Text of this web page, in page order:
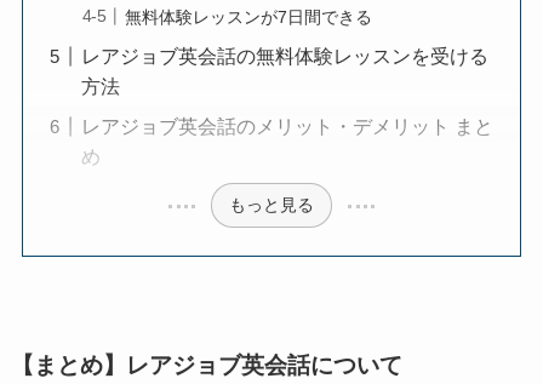
無料体験レッスンが7日間できる
レアジョブ英会話の無料体験レッスンを受ける
方法
レアジョブ英会話のメリット・デメリット まと
め
もっと見る
【まとめ】レアジョブ英会話について